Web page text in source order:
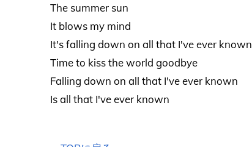
The summer sun
It blows my mind
It's falling down on all that I've ever known
Time to kiss the world goodbye
Falling down on all that I've ever known
Is all that I've ever known